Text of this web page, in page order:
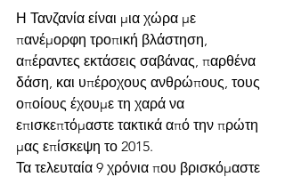
Η Τανζανία είναι μια χώρα με
πανέμορφη τροπική βλάστηση,
απέραντες εκτάσεις σαβάνας, παρθένα
δάση, και υπέροχους ανθρώπους, τους
οποίους έχουμε τη χαρά να
επισκεπτόμαστε τακτικά από την πρώτη
μας επίσκεψη το 2015.
Τα τελευταία 9 χρόνια που βρισκόμαστε